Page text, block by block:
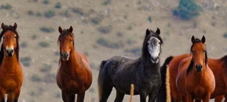
Politika
Uşak